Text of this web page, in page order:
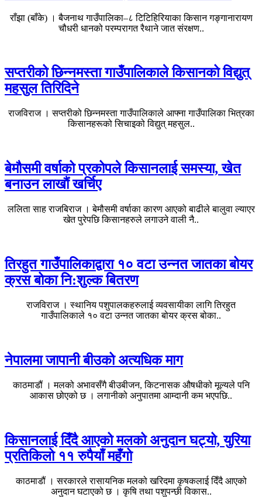
राँझा (बाँके) । बैजनाथ गाउँपालिका–८ टिटिहिरियाका किसान गङ्गानारायण
चौधरी धानको परम्परागत रैथाने जात संरक्षण..
सप्तरीको छिन्नमस्ता गाउँपालिकाले किसानको विद्युत्
महसुल तिरिदिने
राजविराज । सप्तरीको छिन्नमस्ता गाउँपालिकाले आफ्ना गाउँपालिका भित्रका
किसानहरूको सिचाइको विद्युत् महसुल..
बेमौसमी वर्षाको प्रकोपले किसानलाई समस्या, खेत
बनाउन लाखौं खर्चिए
ललिता साह राजबिराज । बेमौसमी वर्षाका कारण आएको बाढीले बालुवा ल्याएर
खेत पुरेपछि किसानहरुले लगाउने वाली नै..
तिरहुत गाउँपालिकाद्वारा १० वटा उन्नत जातका बोयर
क्रस बोका नि:शुल्क बितरण
राजविराज । स्थानिय पशुपालकहरुलाई व्यवसायीका लागि तिरहुत
गाउँपालिकाले १० वटा उन्नत जातका बोयर क्रस बोका..
नेपालमा जापानी बीउको अत्यधिक माग
काठमाडौं । मलको अभावसँगै बीउबीजन, किटनासक औषधीको मूल्यले पनि
आकास छोएको छ । लगानीको अनुपातमा आम्दानी कम भएपछि..
किसानलाई दिँदै आएको मलको अनुदान घट्यो, युरिया
प्रतिकिलो ११ रुपैयाँ महँगो
काठमाडौं । सरकारले रासायनिक मलको खरिदमा कृषकलाई दिँदै आएको
अनुदान घटाएको छ । कृषि तथा पशुपन्छी विकास..